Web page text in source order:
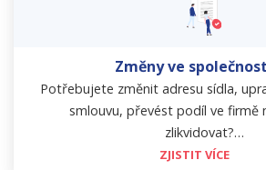
Změny ve
Potřebujete změnit adresu sídla,
smlouvu, převést podíl ve firmě
zlikvidovat?…
ZJISTIT VÍCE